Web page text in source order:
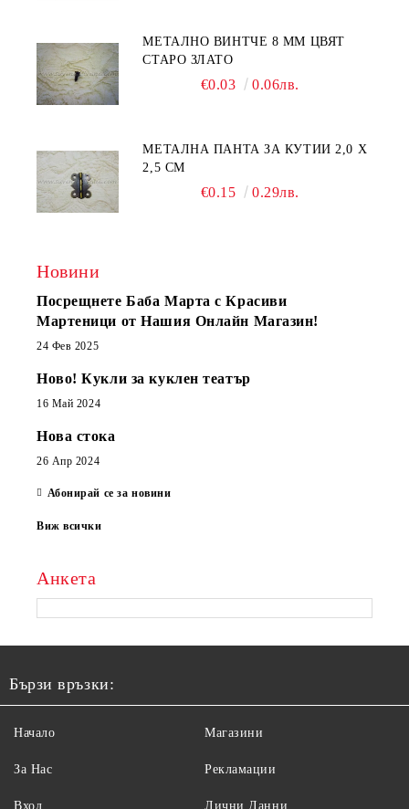
МЕТАЛНО ВИНТЧЕ 8 ММ ЦВЯТ
СТАРО ЗЛАТО
€0.03 0.06лв.
МЕТАЛНА ПАНТА ЗА КУТИИ 2,0 Х
2,5 СМ
€0.15 0.29лв.
Новини
Посрещнете Баба Марта с Красиви
Мартеници от Нашия Онлайн Магазин!
24 Фев 2025
Ново! Кукли за куклен театър
16 Май 2024
Нова стока
26 Апр 2024
Абонирай се за новини
Виж всички
Анкета
Бързи връзки:
Начало
За Нас
Вход
Магазини
Рекламации
Лични Данни